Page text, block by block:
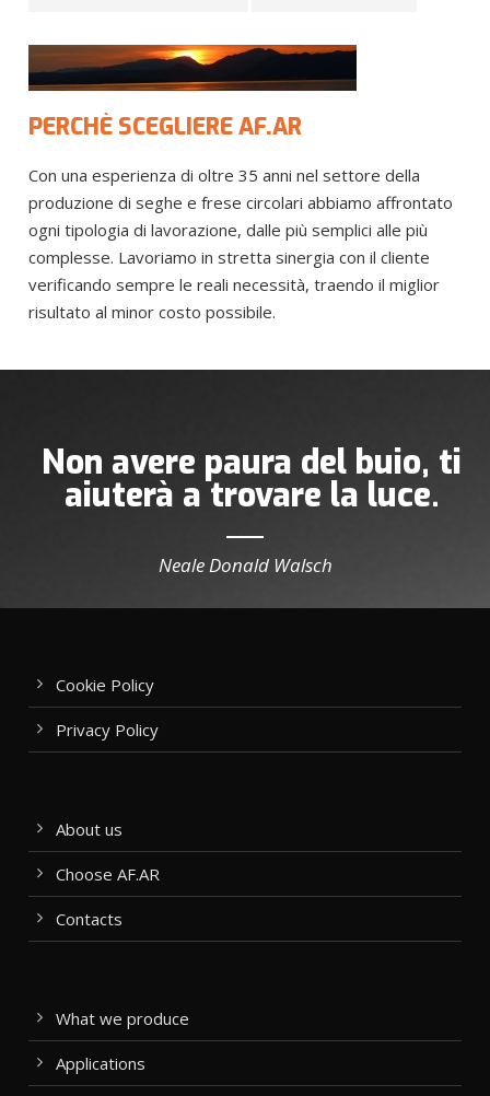
PERCHÈ SCEGLIERE AF.AR
Con una esperienza di oltre 35 anni nel settore della
produzione di seghe e frese circolari abbiamo affrontato
ogni tipologia di lavorazione, dalle più semplici alle più
complesse. Lavoriamo in stretta sinergia con il cliente
verificando sempre le reali necessità, traendo il miglior
risultato al minor costo possibile.
Non avere paura del buio, ti
aiuterà a trovare la luce.
Neale Donald Walsch
Cookie Policy
Privacy Policy
About us
Choose AF.AR
Contacts
What we produce
Applications